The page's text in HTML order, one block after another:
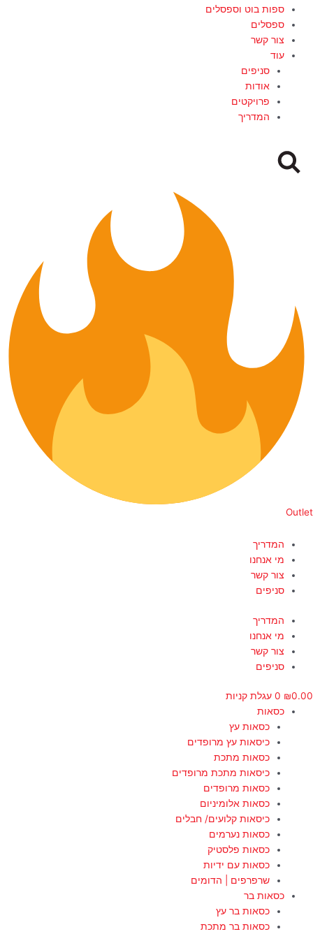
ספות בוט וספסלים
ספסלים
צור קשר
עוד
סניפים
אודות
פרויקטים
המדריך
Outlet
המדריך
מי אנחנו
צור קשר
סניפים
המדריך
מי אנחנו
צור קשר
סניפים
₪0.00
0 עגלת קניות
כסאות
כסאות עץ
כיסאות עץ מרופדים
כסאות מתכת
כיסאות מתכת מרופדים
כסאות מרופדים
כסאות אלומיניום
כיסאות קלועים/ חבלים
כסאות נערמים
כסאות פלסטיק
כסאות עם ידיות
שרפרפים | הדומים
כסאות בר
כסאות בר עץ
כסאות בר מתכת